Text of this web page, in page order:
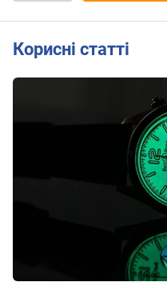
Корисні статті